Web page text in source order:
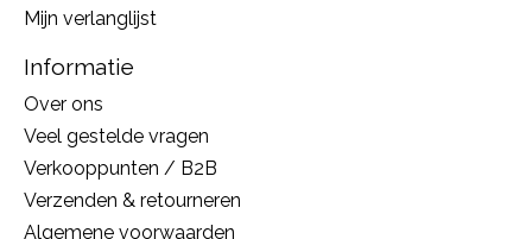
Mijn verlanglijst
Informatie
Over ons
Veel gestelde vragen
Verkooppunten / B2B
Verzenden & retourneren
Algemene voorwaarden